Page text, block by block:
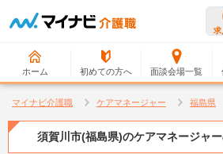
求
ホーム 初めての方へ 面談会場一覧
マイナビ介護職 ケアマネージャー 福島県
須賀川市(福島県)のケアマネージャー